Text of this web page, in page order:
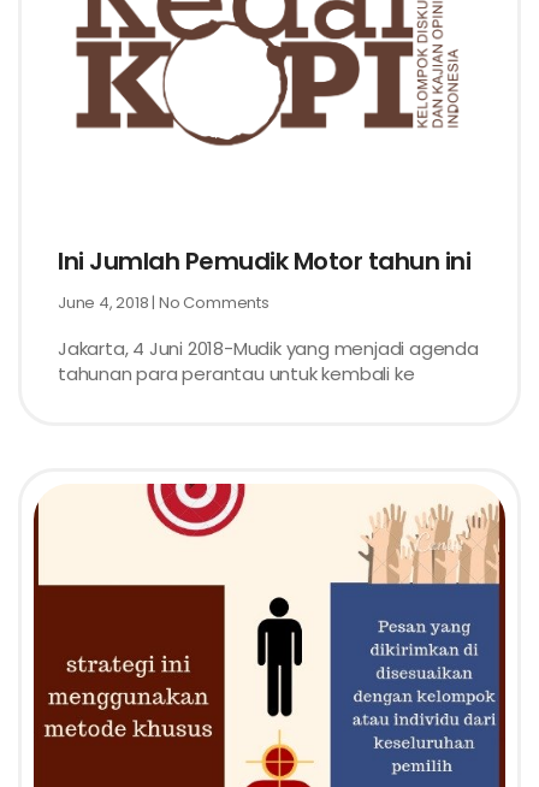
Ini Jumlah Pemudik Motor tahun ini
June 4, 2018 No Comments
Jakarta, 4 Juni 2018-Mudik yang menjadi agenda
tahunan para perantau untuk kembali ke